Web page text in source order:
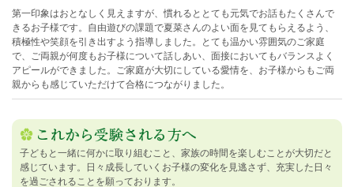
第一印象はおとなしく見えますが、慣れるととても元気でお話もたくさんで
きるお子様です。自由遊びの課題で夏菜さんのよい面を見てもらえるよう、
積極性や笑顔を引き出すよう指導しました。とても温かい雰囲気のご家庭
で、ご両親が何度もお子様について話しあい、面接においてもバランスよく
アピールができました。ご家庭が大切にしている愛情を、お子様からもご両
親からも感じていただけて合格につながりました。
子どもと一緒に何かに取り組むこと、家族の時間を楽しむことが大切だと
感じています。日々成長していくお子様の変化を見逃さず、充実した日々
を過ごされることを願っております。